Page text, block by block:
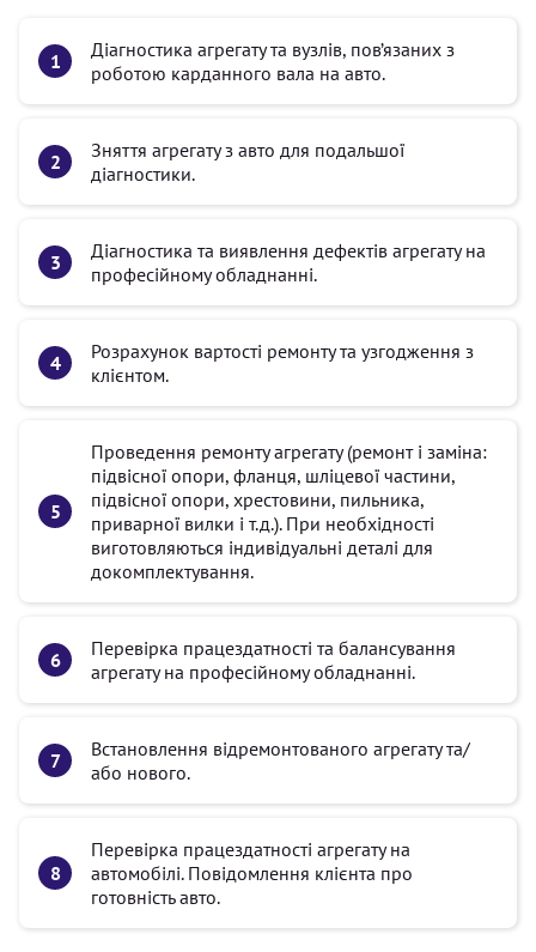
Діагностика агрегату та вузлів, пов’язаних з
роботою карданного вала на авто.
Зняття агрегату з авто для подальшої
діагностики.
Діагностика та виявлення дефектів агрегату на
професійному обладнанні.
Розрахунок вартості ремонту та узгодження з
клієнтом.
Проведення ремонту агрегату (ремонт і заміна:
підвісної опори, фланця, шліцевої частини,
підвісної опори, хрестовини, пильника,
приварної вилки і т.д.). При необхідності
виготовляються індивідуальні деталі для
докомплектування.
Перевірка працездатності та балансування
агрегату на професійному обладнанні.
Встановлення відремонтованого агрегату та/
або нового.
Перевірка працездатності агрегату на
автомобілі. Повідомлення клієнта про
готовність авто.